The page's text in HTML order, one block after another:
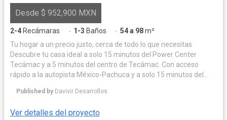
Desde $ 952,900 MXN
2-4 Recámaras · 1-3 Baños · 54 a 98m²
Tu hogar a un precio justo, cerca de todo lo que necesitas
Descubre tu casa ideal a solo 15 minutos del Power Center
Tecámac y a 5 minutos del centro de Tecámac. Con acceso
rápido a la autopista México-Pachuca y a solo 15 minutos del
sinónimo de comodidad y conectividad. Disfruta de amenidades
seguridad, áreas verdes, juegos infantiles, espacios deportivos,
Published by Davivir Desarrollos
Ver detalles del proyecto